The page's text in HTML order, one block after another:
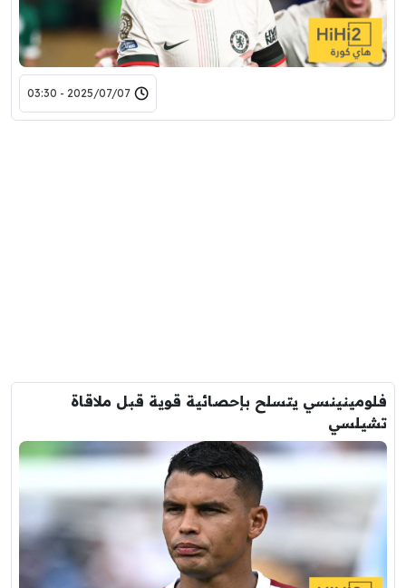
2025/07/07 - 03:30
فلومينينسي يتسلح بإحصائية قوية قبل ملاقاة
تشيلسي